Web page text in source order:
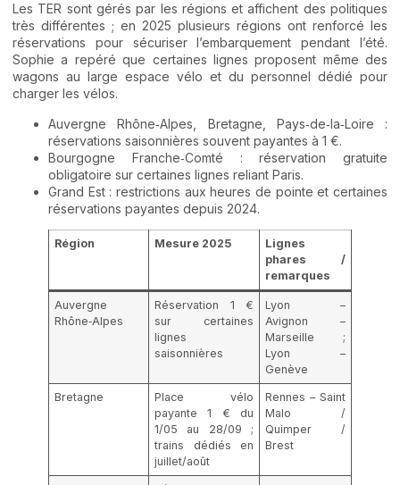
Les TER sont gérés par les régions et affichent des politiques
très différentes ; en 2025 plusieurs régions ont renforcé les
réservations pour sécuriser l’embarquement pendant l’été.
Sophie a repéré que certaines lignes proposent même des
wagons au large espace vélo et du personnel dédié pour
charger les vélos.
Auvergne Rhône‑Alpes, Bretagne, Pays‑de‑la‑Loire :
réservations saisonnières souvent payantes à 1 €.
Bourgogne Franche‑Comté : réservation gratuite
obligatoire sur certaines lignes reliant Paris.
Grand Est : restrictions aux heures de pointe et certaines
réservations payantes depuis 2024.
Région Mesure 2025
Lignes
phares /
remarques
Auvergne
Rhône‑Alpes
Réservation 1 €
sur certaines
lignes
saisonnières
Lyon –
Avignon –
Marseille ;
Lyon –
Genève
Bretagne
Place vélo
payante 1 € du
1/05 au 28/09 ;
trains dédiés en
juillet/août
Rennes – Saint
Malo /
Quimper /
Brest